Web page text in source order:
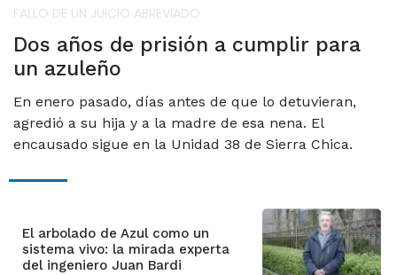
FALLO DE UN JUICIO ABREVIADO
Dos años de prisión a cumplir para
un azuleño
En enero pasado, días antes de que lo detuvieran,
agredió a su hija y a la madre de esa nena. El
encausado sigue en la Unidad 38 de Sierra Chica.
El arbolado de Azul como un
sistema vivo: la mirada experta
del ingeniero Juan Bardi